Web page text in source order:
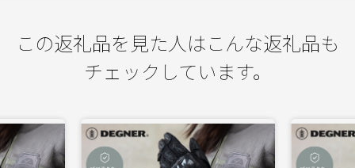
この返礼品を見た人はこんな返礼品も
チェックしています。